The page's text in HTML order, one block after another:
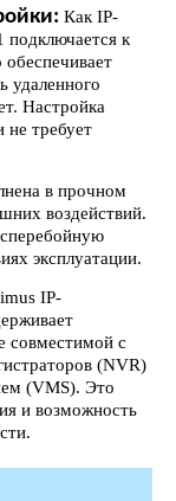
Как IP-
подключается к
удаленного
Настройка
требует
в прочном
воздействий.
эксплуатации.
IP-
совместимой с
(NVR)
(VMS). Это
и возможность